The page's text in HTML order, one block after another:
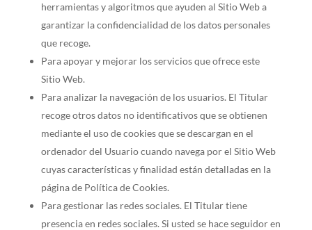
herramientas y algoritmos que ayuden al Sitio Web a
garantizar la confidencialidad de los datos personales
que recoge.
Para apoyar y mejorar los servicios que ofrece este
Sitio Web.
Para analizar la navegación de los usuarios. El Titular
recoge otros datos no identificativos que se obtienen
mediante el uso de cookies que se descargan en el
ordenador del Usuario cuando navega por el Sitio Web
cuyas características y finalidad están detalladas en la
página de Política de Cookies.
Para gestionar las redes sociales. El Titular tiene
presencia en redes sociales. Si usted se hace seguidor en